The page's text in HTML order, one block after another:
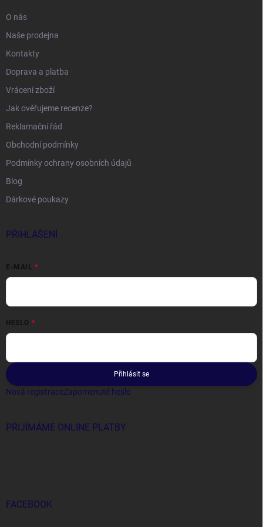
O nás
Naše prodejna
Kontakty
Doprava a platba
Vrácení zboží
Jak ověřujeme recenze?
Reklamační řád
Obchodní podmínky
Podmínky ochrany osobních údajů
Blog
Dárkové poukazy
PŘIHLÁŠENÍ
E-MAIL
HESLO
Přihlásit se
Nová registraceZapomenuté heslo
PŘIJÍMÁME ONLINE PLATBY
FACEBOOK